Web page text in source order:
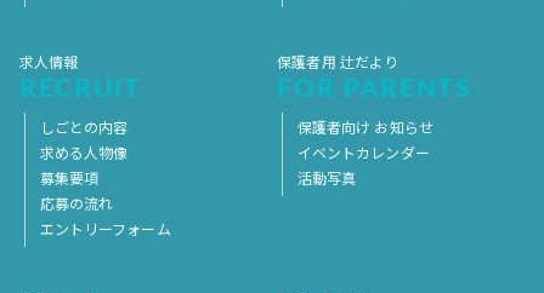
求人情報
RECRUIT
しごとの内容
求める人物像
募集要項
応募の流れ
エントリーフォーム
保護者用 辻だより
FOR PARENTS
保護者向け お知らせ
イベントカレンダー
活動写真